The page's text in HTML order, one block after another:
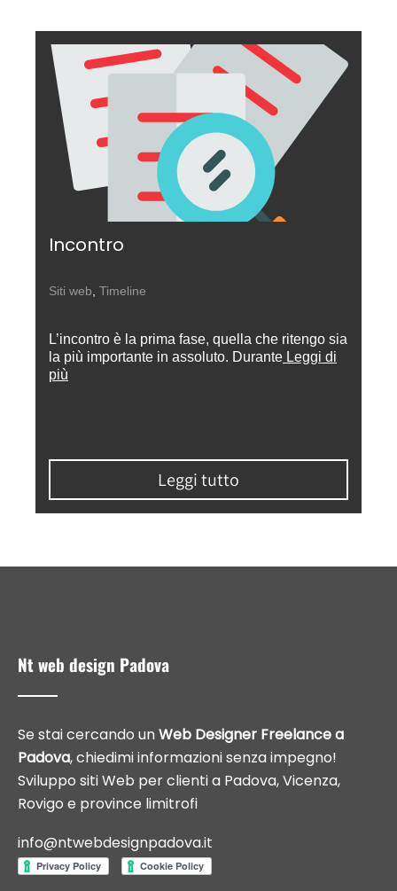
Incontro
Siti web Timeline
L’incontro è la prima fase, quella che ritengo sia
la più importante in assoluto. Durante Leggi di
più
Leggi tutto
Nt web design Padova
Se stai cercando unWeb Designer Freelance a
Padova, chiedimi informazioni senza impegno!
Sviluppo siti Web per clienti a Padova, Vicenza,
Rovigo e province limitrofi
info@ntwebdesignpadova.it